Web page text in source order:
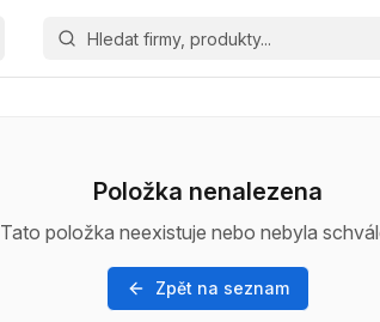
Položka nenalezena
Tato položka neexistuje nebo nebyla
Zpět na seznam